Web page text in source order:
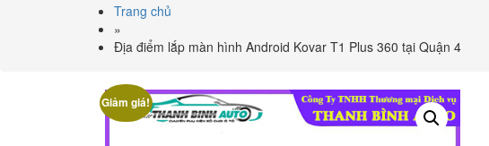
Trang chủ
»
Địa điểm lắp màn hình Android Kovar T1 Plus 360 tại Quận 4
Giảm giá!